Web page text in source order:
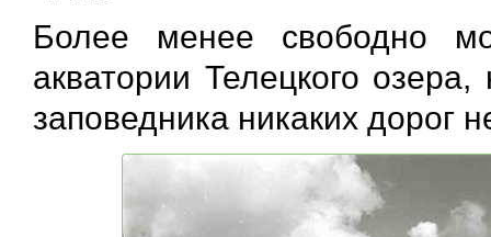
Более менее свободно
акватории Телецкого
заповедника никаких дорог